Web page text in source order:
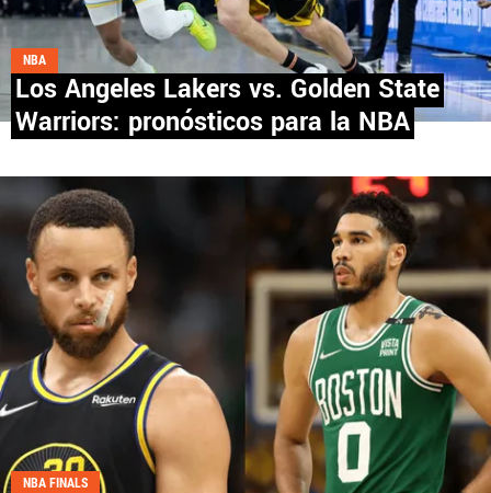
HONDURAS
GUATEMALA
EL SALVADOR
PANAMÁ
NICARAGUA
CONCACAF
FÚTBOL INTERNACIONAL
QUIENES SOMOS CONTACTO
NBA
Los Angeles Lakers vs. Golden State
Warriors: pronósticos para la NBA
NBA FINALS